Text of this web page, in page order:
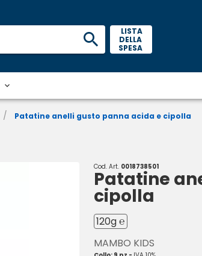
LISTA
DELLA
SPESA
/ Patatine anelli gusto panna acida e cipolla
Cod. Art. 0018738501
Patatine
cipolla
120g ℮
MAMBO KIDS